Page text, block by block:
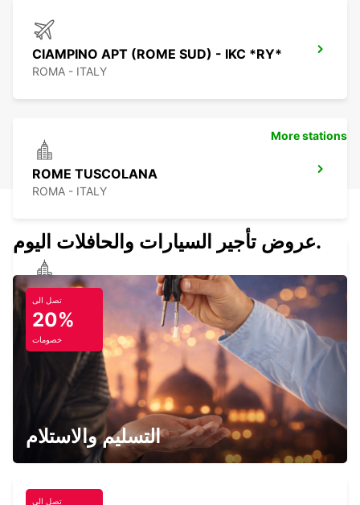
CIAMPINO APT (ROME SUD) - IKC *RY*
ROMA - ITALY
ROME TUSCOLANA
ROMA - ITALY
POMEZIA
POMEZIA - ITALY
ROME VIA TIBURTINA
ROMA - ITALY
More stations
عروض تأجير السيارات والحافلات اليوم.
تصل الى
20%
خصومات
التسليم والاستلام
تصل الى